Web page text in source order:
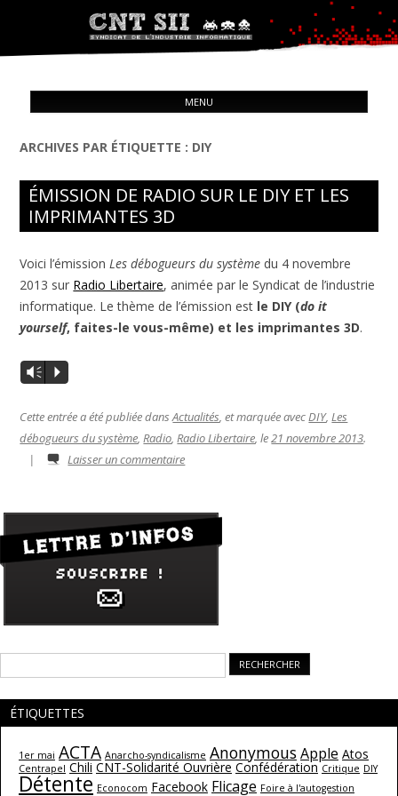
CNT – Solidarité Ouvrière
MENU
ARCHIVES PAR ÉTIQUETTE : DIY
ÉMISSION DE RADIO SUR LE DIY ET LES
IMPRIMANTES 3D
Voici l’émissionLes débogueurs du système du 4 novembre
2013 sur Radio Libertaire, animée par le Syndicat de l’industrie
informatique. Le thème de l’émission est le DIY (do it
yourself, faites-le vous-même) et les imprimantes 3D.
Vm P
Cette entrée a été publiée dansActualités, et marquée avecDIY,Les
débogueurs du système,Radio,Radio Libertaire, le21 novembre 2013.
|
Laisser un commentaire
ÉTIQUETTES
1er mai ACTA Anarcho-syndicalisme AnonymousApple Atos
Centrapel Chili CNT-Solidarité Ouvrière Confédération Critique DIY
Détente Econocom Facebook Flicage Foire à l'autogestion